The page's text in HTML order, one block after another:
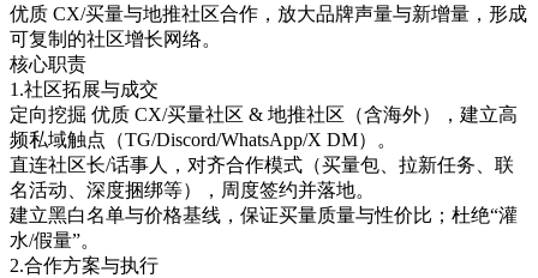
优质 CX/买量与地推社区合作，放大品牌声量与新增量，形成
可复制的社区增长网络。
核心职责
1.社区拓展与成交
定向挖掘 优质 CX/买量社区 & 地推社区（含海外），建立高
频私域触点（TG/Discord/WhatsApp/X DM）。
直连社区长/话事人，对齐合作模式（买量包、拉新任务、联
名活动、深度捆绑等），周度签约并落地。
建立黑白名单与价格基线，保证买量质量与性价比；杜绝“灌
水/假量”。
2.合作方案与执行